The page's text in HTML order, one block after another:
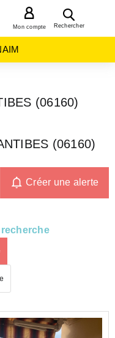
Rechercher
Mon compte
(06160)
(06160)
Créer une alerte